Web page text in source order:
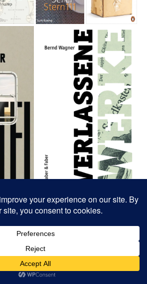
keine unwesentliche Rolle.
Wilhelm-Raabe-Literaturpreis
gespeiste Geschichte ein
des Alltags in der DDR, in die